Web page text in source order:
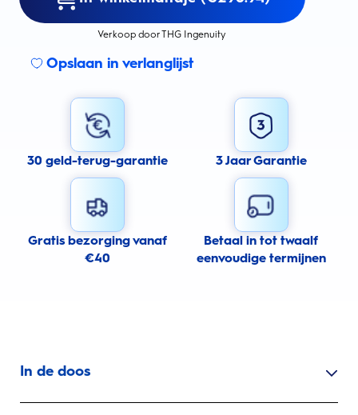
Verkoop door THG Ingenuity
Opslaan in verlanglijst
30 geld-terug-garantie 3 Jaar Garantie
Gratis bezorging vanaf
€40
Betaal in tot twaalf
eenvoudige termijnen
In de doos